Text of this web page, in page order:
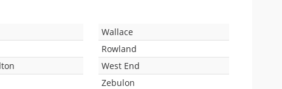
Wallace
Rowland
West End
Zebulon